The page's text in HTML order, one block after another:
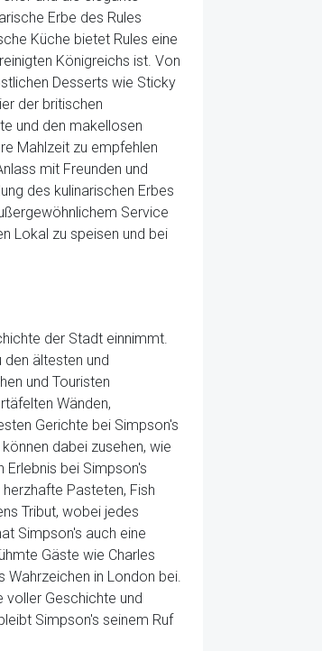
Erbe des Rules
Küche bietet Rules eine
Königreichs ist. Von
Desserts wie Sticky
der britischen
und den makellosen
Mahlzeit zu empfehlen
mit Freunden und
des kulinarischen Erbes
Service
Lokal zu speisen und bei
der Stadt einnimmt.
ältesten und
und Touristen
Wänden,
Gerichte bei Simpson's
dabei zusehen, wie
bei Simpson's
Pasteten, Fish
Tribut, wobei jedes
Simpson's auch eine
Gäste wie Charles
Wahrzeichen in London bei.
voller Geschichte und
Simpson's seinem Ruf